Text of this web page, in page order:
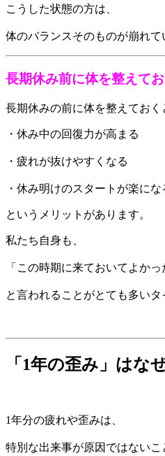
こうした状態の方は、
体のバランスそのものが崩れて
長期休み前に体を整えて
長期休みの前に体を整えておく
・休み中の回復力が高まる
・疲れが抜けやすくなる
・休み明けのスタートが楽にな
というメリットがあります。
私たち自身も、
「この時期に来ておいてよかっ
と言われることがとても多いタ
「1年の歪み」はな
1年分の疲れや歪みは、
特別な出来事が原因ではないこ